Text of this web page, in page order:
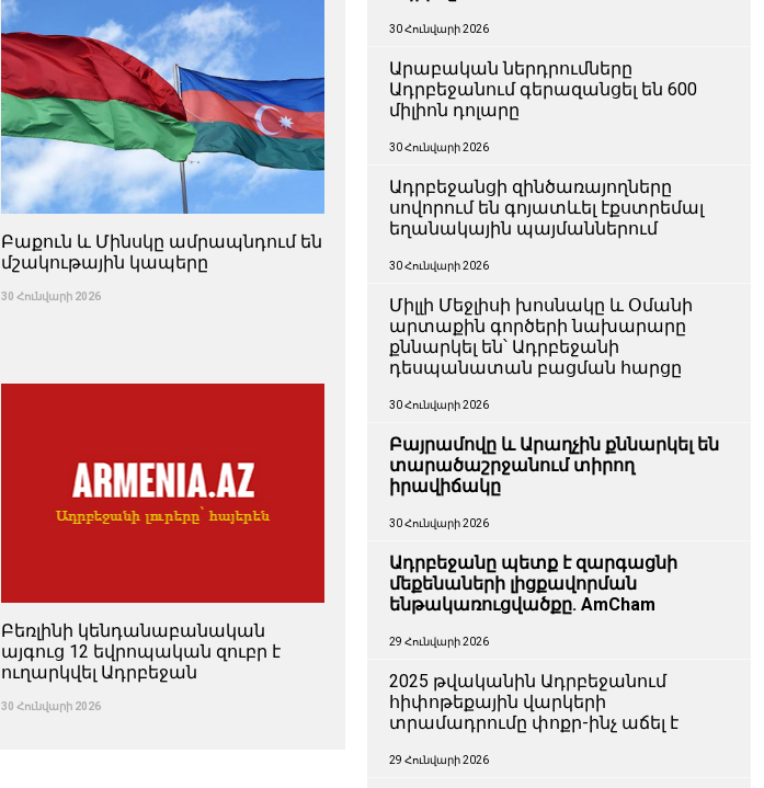
Բաքուն և Մինսկը ամրապնդում են
մշակութային կապերը
30 Հունվարի 2026
Բեռլինի կենդանաբանական
այգուց 12 եվրոպական զուբր է
ուղարկվել Ադրբեջան
30 Հունվարի 2026
30 Հունվարի 2026
Արաբական ներդրումները
Ադրբեջանում գերազանցել են 600
միլիոն դոլարը
30 Հունվարի 2026
Ադրբեջանցի զինծառայողները
սովորում են գոյատևել էքստրեմալ
եղանակային պայմաններում
30 Հունվարի 2026
Միլլի Մեջլիսի խոսնակը և Օմանի
արտաքին գործերի նախարարը
քննարկել են՝ Ադրբեջանի
դեսպանատան բացման հարցը
30 Հունվարի 2026
Բայրամովը և Արաղչին քննարկել են
տարածաշրջանում տիրող
իրավիճակը
30 Հունվարի 2026
Ադրբեջանը պետք է զարգացնի
մեքենաների լիցքավորման
ենթակառուցվածքը. AmCham
29 Հունվարի 2026
2025 թվականին Ադրբեջանում
հիփոթեքային վարկերի
տրամադրումը փոքր-ինչ աճել է
29 Հունվարի 2026